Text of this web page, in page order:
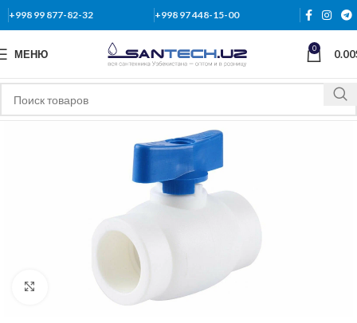
+998 99 877-82-32 +998 97 448-15-00
МЕНЮ 0 0.00
Нажмите, чтобы увеличить